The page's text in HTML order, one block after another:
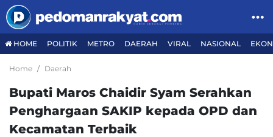
HOME POLITIK METRO DAERAH VIRAL NASIONAL
Home Daerah
Bupati Maros Chaidir Syam Serahkan
Penghargaan SAKIP kepada OPD dan
Kecamatan Terbaik